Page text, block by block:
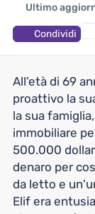
Ultimo
Condividi
All'età di 69
proattivo la
la sua
immobiliare
500.000
denaro per
da letto e
Elif era